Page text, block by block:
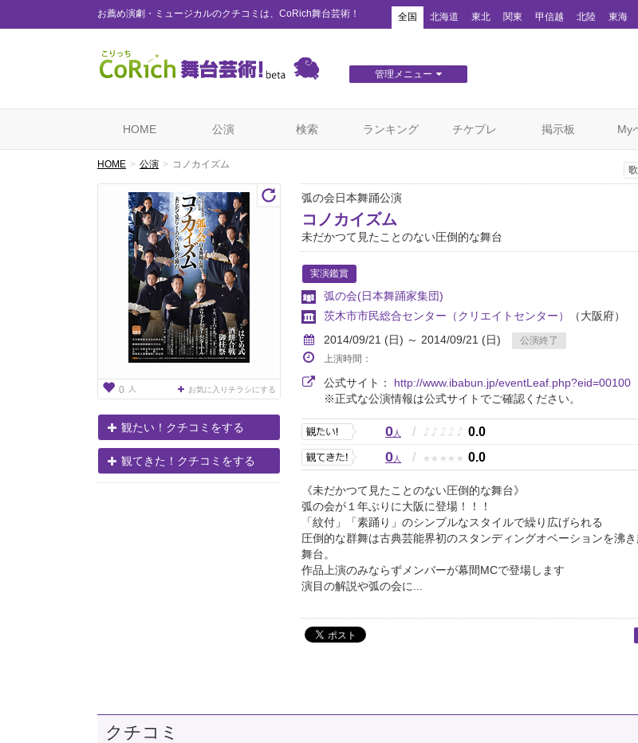
お薦め演劇・ミュージカルのクチコミは、CoRich舞台芸術！ 全国 北海道 東北 関東 甲信越 北陸 東海
管理メニュー
HOME 公演 検索 ランキング チケプレ 掲示板 My
HOME 公演 コノカイズム
0 人 お気に入りチラシにする
観たい！クチコミをする
観てきた！クチコミをする
弧の会日本舞踊公演
コノカイズム
未だかつて見たことのない圧倒的な舞台
実演鑑賞
弧の会(日本舞踊家集団)
茨木市市民総合センター（クリエイトセンター）
（大阪府）
2014/09/21 (日) ～ 2014/09/21 (日)
公演終了
上演時間：
公式サイト： http://www.ibabun.jp/eventLeaf.php?eid=00100
※正式な公演情報は公式サイトでご確認ください。
0人 / ♪ ♪ ♪ ♪ ♪ 0.0
0人 / ★ ★ ★ ★ ★ 0.0
《未だかつて見たことのない圧倒的な舞台》
弧の会が１年ぶりに大阪に登場！！！
「紋付」「素踊り」のシンプルなスタイルで繰り広げられる
圧倒的な群舞は古典芸能界初のスタンディングオベーションを沸
舞台。
作品上演のみならずメンバーが幕間MCで登場します
演目の解説や弧の会に...
クチコミ